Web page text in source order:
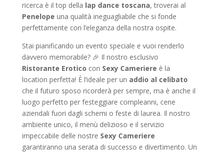
ricerca è il top della lap dance toscana, troverai al
Penelope una qualità ineguagliabile che si fonde
perfettamente con l’eleganza della nostra ospite.
Stai pianificando un evento speciale e vuoi renderlo
davvero memorabile? 🎉 Il nostro esclusivo
Ristorante Erotico con Sexy Cameriere è la
location perfetta! È l’ideale per un addio al celibato
che il futuro sposo ricorderà per sempre, ma è anche il
luogo perfetto per festeggiare compleanni, cene
aziendali fuori dagli schemi o feste di laurea. Il nostro
ambiente unico, il menù delizioso e il servizio
impeccabile delle nostre Sexy Cameriere
garantiranno una serata di successo e divertimento. Un